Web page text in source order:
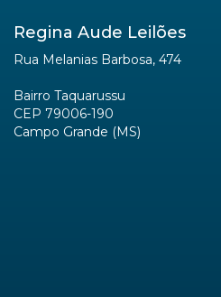
Regina Aude Leilões
Rua Melanias Barbosa, 474
Bairro Taquarussu
CEP 79006-190
Campo Grande (MS)